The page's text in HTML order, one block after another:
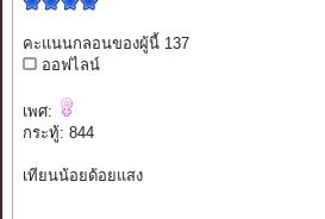
คะแนนกลอนของผู้นี้ 137
ออฟไลน์
เพศ:
กระทู้: 844
เทียนน้อยด้อยแสง